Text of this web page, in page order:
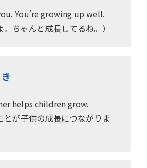
You’re growing up well.
。ちゃんと成長してるね。）
helps children grow.
とが子供の成長につながりま